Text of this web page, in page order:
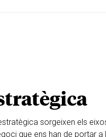
sorgeixen els
que ens han de portar a